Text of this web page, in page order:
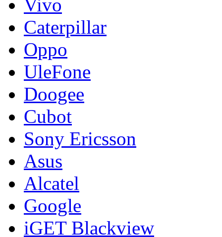
Vivo
Caterpillar
Oppo
UleFone
Doogee
Cubot
Sony Ericsson
Asus
Alcatel
Google
iGET Blackview